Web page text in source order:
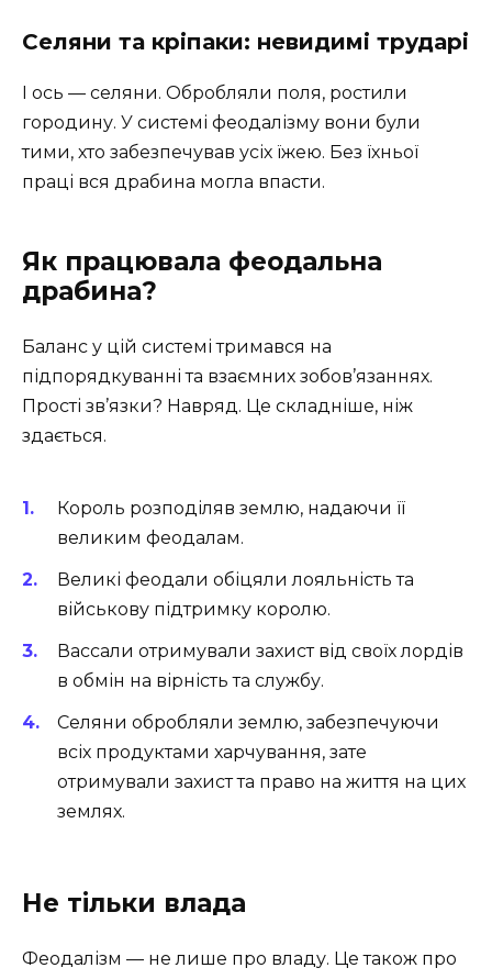
Селяни та кріпаки: невидимі трударі
І ось — селяни. Обробляли поля, ростили
городину. У системі феодалізму вони були
тими, хто забезпечував усіх їжею. Без їхньої
праці вся драбина могла впасти.
Як працювала феодальна
драбина?
Баланс у цій системі тримався на
підпорядкуванні та взаємних зобов’язаннях.
Прості зв’язки? Навряд. Це складніше, ніж
здається.
Король розподіляв землю, надаючи її
великим феодалам.
Великі феодали обіцяли лояльність та
військову підтримку королю.
Вассали отримували захист від своїх лордів
в обмін на вірність та службу.
Селяни обробляли землю, забезпечуючи
всіх продуктами харчування, зате
отримували захист та право на життя на цих
землях.
Не тільки влада
Феодалізм — не лише про владу. Це також про